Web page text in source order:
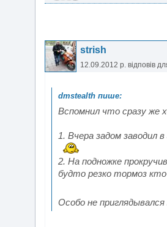
strish
12.09.2012 р. відповів
Вспомнил что сразу же
1. Вчера задом заводил
2. На подножке
будто резко тормоз
Особо не